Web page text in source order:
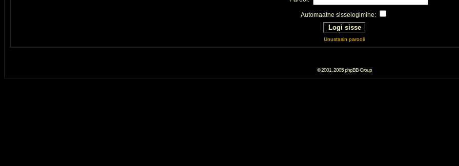
Automaatne sisselogimine:
Unustasin parooli
© 2001, 2005 phpBB Group